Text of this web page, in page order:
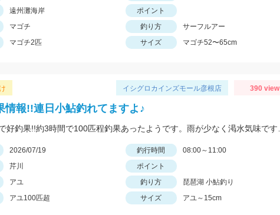
遠州灘海岸
ポイント
マゴチ 釣り方
サーフルアー
マゴチ2匹 サイズ マゴチ52〜65cm
イシグロカインズモール彦根店 390 view
情報!!連日小鮎釣れてますよ♪
2026/07/19 釣行時間
08:00～11:00
芹川
ポイント
アユ 釣り方
琵琶湖 小鮎釣り
アユ100匹超 サイズ アユ～15cm